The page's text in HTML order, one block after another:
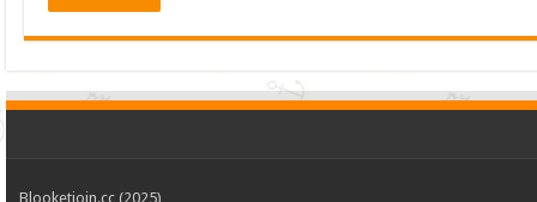
Blooketjoin.cc (2025)